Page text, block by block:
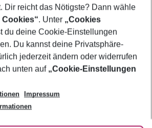
ändern
Dir reicht das Nötigste? Dann wähle
. Unter „Cookies
du deine Cookie-Einstellungen
Du kannst deine Privatsphäre-
jederzeit ändern oder widerrufen
unten auf „Cookie-Einstellungen
Impressum